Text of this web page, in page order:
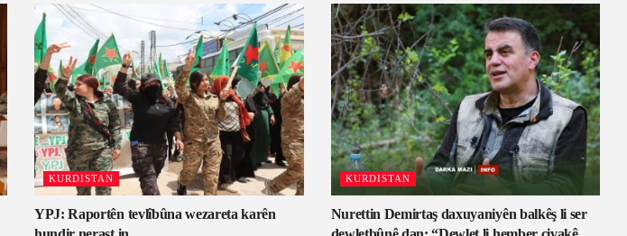
KURDISTAN
YPJ: Raportên tevlîbûna wezareta karên
KURDISTAN
Nurettin Demirtaş daxuyaniyên balkêş li ser